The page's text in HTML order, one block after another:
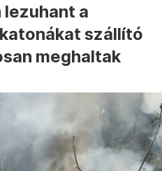
lezuhant a
szállító
meghaltak